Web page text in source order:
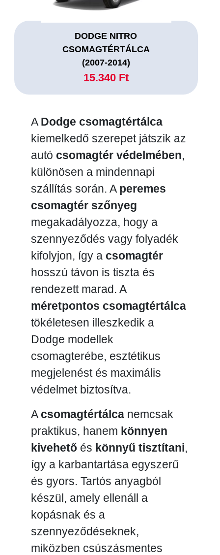
DODGE NITRO
CSOMAGTÉRTÁLCA
(2007-2014)
15.340 Ft
A Dodge csomagtértálca
kiemelkedő szerepet játszik az
autó csomagtér védelmében,
különösen a mindennapi
szállítás során. A peremes
csomagtér szőnyeg
megakadályozza, hogy a
szennyeződés vagy folyadék
kifolyjon, így a csomagtér
hosszú távon is tiszta és
rendezett marad. A
méretpontos csomagtértálca
tökéletesen illeszkedik a
Dodge modellek
csomagterébe, esztétikus
megjelenést és maximális
védelmet biztosítva.
A csomagtértálcanemcsak
praktikus, hanem könnyen
kivehetőés könnyű tisztítani,
így a karbantartása egyszerű
és gyors. Tartós anyagból
készül, amely ellenáll a
kopásnak és a
szennyeződéseknek,
miközben csúszásmentes